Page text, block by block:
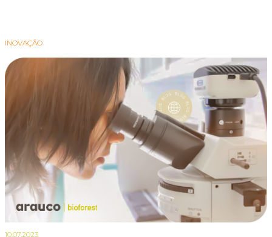
INOVAÇÃO
10.07.2023